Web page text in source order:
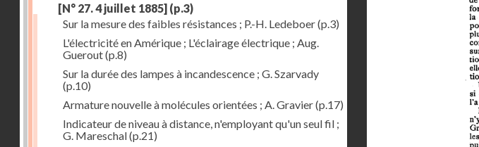
[N° 27. 4 juillet 1885] (p.3)
Sur la mesure des faibles résistances ; P.-H. Ledeboer(p.3)
L'électricité en Amérique ; L'éclairage électrique ; Aug.
Guerout(p.8)
Sur la durée des lampes à incandescence ; G. Szarvady
(p.10)
Armature nouvelle à molécules orientées ; A. Gravier(p.17)
Indicateur de niveau à distance, n'employant qu'un seul fil ;
G. Mareschal(p.21)